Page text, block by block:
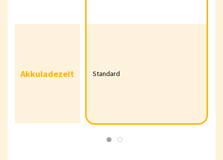
Akkuladezeit Standard
Standard
Akkuladezeit